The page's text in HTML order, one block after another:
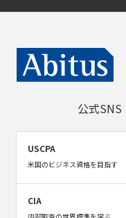
公式SNS
USCPA
米国のビジネス資格を目指す
CIA